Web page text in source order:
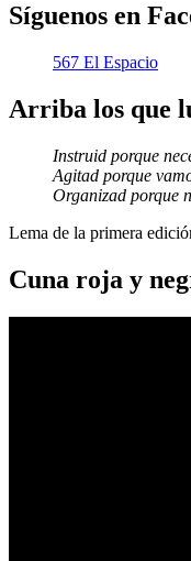
Síguenos en
567 El Espacio
Arriba los que
Instruid porque
Agitad porque
Organizad porque
Lema de la primera
Cuna roja y